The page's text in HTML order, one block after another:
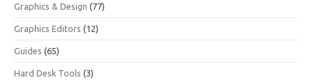
Graphics & Design (77)
Graphics Editors (12)
Guides (65)
Hard Desk Tools (3)